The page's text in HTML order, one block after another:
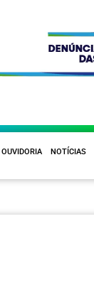
OUVIDORIA NOTÍCIAS